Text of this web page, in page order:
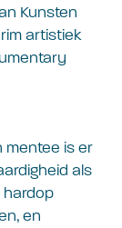
Kunsten
artistiek
mentee is er
als
hardop
en